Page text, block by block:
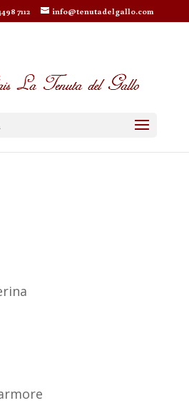
7112 info@tenutadelgallo.com